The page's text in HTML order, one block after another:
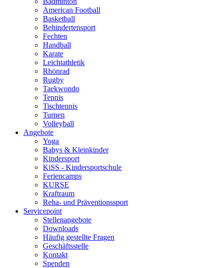
American Football
Basketball
Behindertensport
Fechten
Handball
Karate
Leichtathletik
Rhönrad
Rugby
Taekwondo
Tennis
Tischtennis
Turnen
Volleyball
Angebote
Yoga
Babys & Kleinkinder
Kindersport
KiSS - Kindersportschule
Feriencamps
KURSE
Kraftraum
Reha- und Präventionssport
Servicepoint
Stellenangebote
Downloads
Häufig gestellte Fragen
Geschäftsstelle
Kontakt
Spenden